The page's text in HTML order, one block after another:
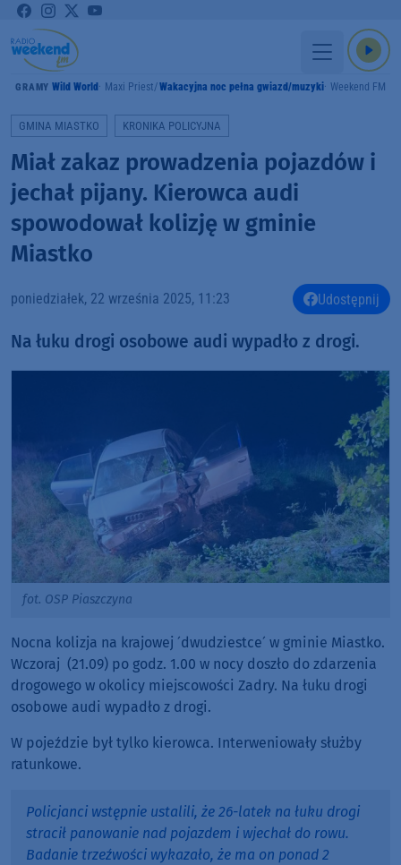
GRAMY Wild World Maxi Priest Wakacyjna noc pełna gwiazd/muzyki Weekend FM
GMINA MIASTKO KRONIKA POLICYJNA
Miał zakaz prowadzenia pojazdów i
jechał pijany. Kierowca audi
spowodował kolizję w gminie
Miastko
poniedziałek, 22 września 2025, 11:23 Udostępnij
Na łuku drogi osobowe audi wypadło z drogi.
fot. OSP Piaszczyna
Nocna kolizja na krajowej ´dwudziestce´ w gminie Miastko.
Wczoraj (21.09) po godz. 1.00 w nocy doszło do zdarzenia
drogowego w okolicy miejscowości Zadry. Na łuku drogi
osobowe audi wypadło z drogi.
W pojeździe był tylko kierowca. Interweniowały służby
ratunkowe.
Policjanci wstępnie ustalili, że 26-latek na łuku drogi
stracił panowanie nad pojazdem i wjechał do rowu.
Badanie trzeźwości wykazało, że ma on ponad 2